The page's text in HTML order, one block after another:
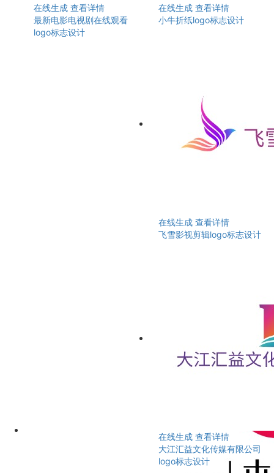
在线生成 查看详情
最新电影电视剧在线观看
logo标志设计
在线生成 查看详情
小牛折纸logo标志设计
在线生成 查看详情
飞雪影视剪辑logo标志设计
在线生成 查看详情
大江汇益文化传媒有限公司
logo标志设计